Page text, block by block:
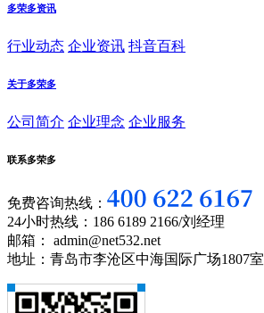
多荣多资讯
行业动态 企业资讯 抖音百科
关于多荣多
公司简介 企业理念 企业服务
联系多荣多
免费咨询热线：
24小时热线：186 6189 2166/刘经理
邮箱： admin@net532.net
地址：青岛市李沧区中海国际广场1807室